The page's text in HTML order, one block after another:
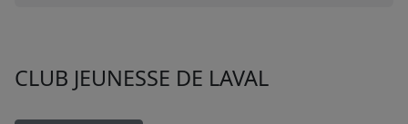
CLUB JEUNESSE DE LAVAL